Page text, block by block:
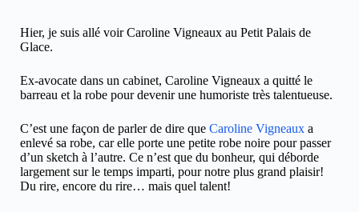
Hier, je suis allé voir Caroline Vigneaux au Petit Palais de
Glace.
Ex-avocate dans un cabinet, Caroline Vigneaux a quitté le
barreau et la robe pour devenir une humoriste très talentueuse.
C’est une façon de parler de dire que Caroline Vigneaux a
enlevé sa robe, car elle porte une petite robe noire pour passer
d’un sketch à l’autre. Ce n’est que du bonheur, qui déborde
largement sur le temps imparti, pour notre plus grand plaisir!
Du rire, encore du rire… mais quel talent!